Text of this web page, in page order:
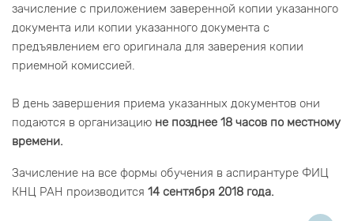
зачисление с приложением заверенной копии указанного
документа или копии указанного документа с
предъявлением его оригинала для заверения копии
приемной комиссией.
В день завершения приема указанных документов они
подаются в организацию не позднее 18 часов по местному
времени.
Зачисление на все формы обучения в аспирантуре ФИЦ
КНЦ РАН производится 14 сентября 2018 года.